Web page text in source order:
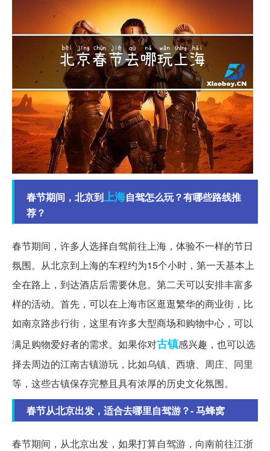
春节期间，北京到上海自驾怎么玩？有哪些路线推
荐？
春节期间，许多人选择自驾前往上海，体验不一样的节日
氛围。从北京到上海的车程约为15个小时，第一天基本上
全在路上，到达酒店后需要休息。第二天可以安排丰富多
样的活动。首先，可以在上海市区逛逛繁华的商业街，比
如南京路步行街，这里有许多大型商场和购物中心，可以
满足购物爱好者的需求。如果你对古镇感兴趣，也可以选
择去周边的江南古镇游玩，比如乌镇、西塘、周庄、同里
等，这些古镇保存完整且具有浓厚的历史文化氛围。
春节从北京出发，适合去哪里自驾游？- 马蜂窝
春节期间，从北京出发，如果打算自驾游，向南前往江浙